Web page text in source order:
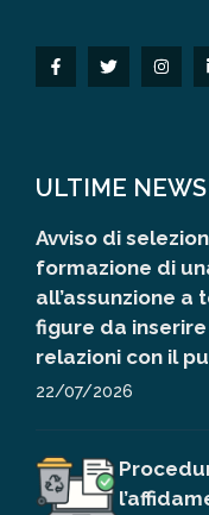
ULTIME NEWS
Avviso di
formazione di
all’assunzione
figure da
relazioni con il
22/07/2026